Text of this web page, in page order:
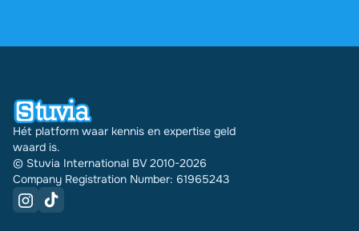
Hét platform waar kennis en expertise geld
waard is.
© Stuvia International BV 2010-2026
Company Registration Number: 61965243